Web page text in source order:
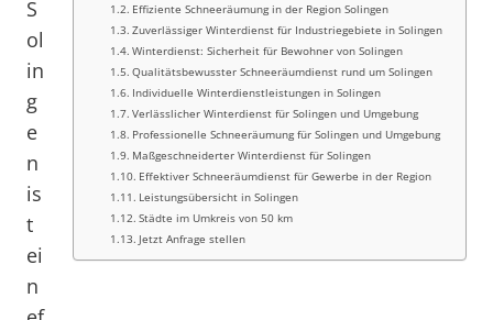
Effiziente Schneeräumung in der Region Solingen
Zuverlässiger Winterdienst für Industriegebiete in Solingen
Winterdienst: Sicherheit für Bewohner von Solingen
Qualitätsbewusster Schneeräumdienst rund um Solingen
Individuelle Winterdienstleistungen in Solingen
Verlässlicher Winterdienst für Solingen und Umgebung
Professionelle Schneeräumung für Solingen und Umgebung
Maßgeschneiderter Winterdienst für Solingen
Effektiver Schneeräumdienst für Gewerbe in der Region
Leistungsübersicht in Solingen
Städte im Umkreis von 50 km
Jetzt Anfrage stellen
S
ol
in
g
e
n
is
t
ei
n